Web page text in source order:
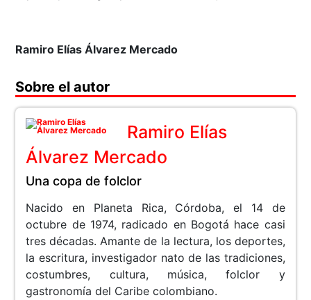
Ramiro Elías Álvarez Mercado
Sobre el autor
Ramiro Elías
Álvarez Mercado
Una copa de folclor
Nacido en Planeta Rica, Córdoba, el 14 de
octubre de 1974, radicado en Bogotá hace casi
tres décadas. Amante de la lectura, los deportes,
la escritura, investigador nato de las tradiciones,
costumbres, cultura, música, folclor y
gastronomía del Caribe colombiano.